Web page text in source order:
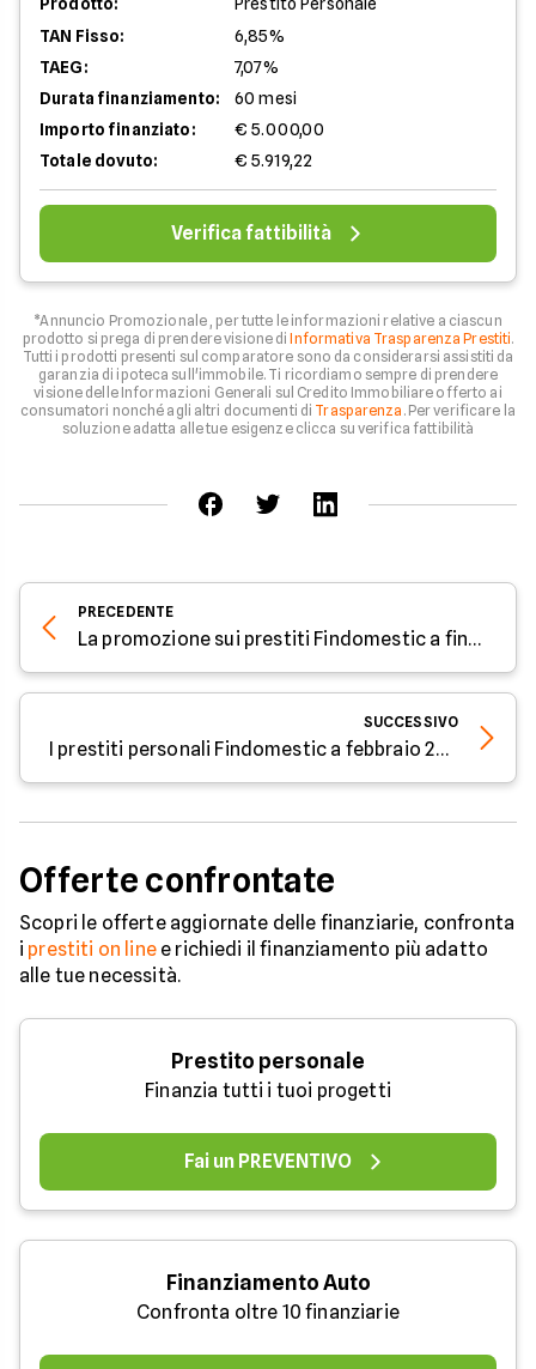
TAN Fisso:
6,85%
TAEG:
7,07%
Durata finanziamento:
60 mesi
Importo finanziato:
€ 5.000,00
Totale dovuto:
€ 5.919,22
Verifica fattibilità
*Annuncio Promozionale , per tutte le informazioni relative a ciascun
prodotto si prega di prendere visione diInformativa Trasparenza Prestiti.
Tutti i prodotti presenti sul comparatore sono da considerarsi assistiti da
garanzia di ipoteca sull'immobile. Ti ricordiamo sempre di prendere
visione delle Informazioni Generali sul Credito Immobiliare offerto ai
consumatori nonché agli altri documenti di Trasparenza . Per verificare la
soluzione adatta alle tue esigenze clicca su verifica fattibilità
PRECEDENTE
La promozione sui prestiti Findomestic a fine gennaio 2024
SUCCESSIVO
I prestiti personali Findomestic a febbraio 2024
Offerte confrontate
Scopri le offerte aggiornate delle finanziarie, confronta
i prestiti on linee richiedi il finanziamento più adatto
alle tue necessità.
Prestito personale
Finanzia tutti i tuoi progetti
Fai un PREVENTIVO
Finanziamento Auto
Confronta oltre 10 finanziarie